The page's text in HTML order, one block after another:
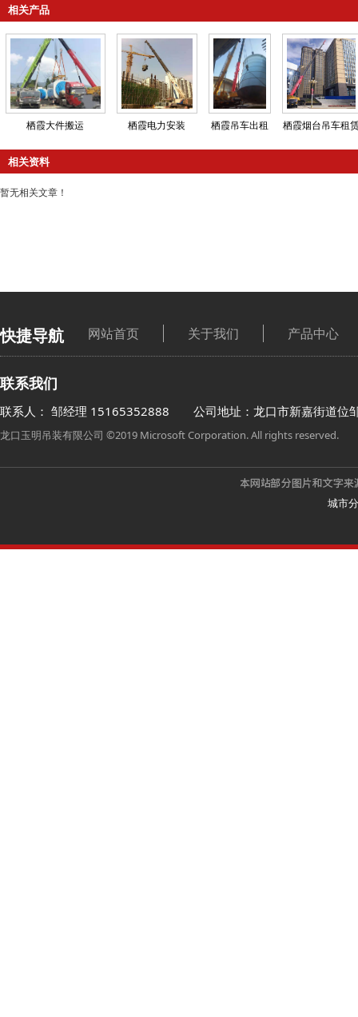
相关产品
栖霞大件搬运 栖霞电力安装 栖霞吊车出租 栖霞烟台吊车租
相关资料
暂无相关文章！
快捷导航 网站首页 关于我们 产品中心
联系我们
联系人： 邹经理 15165352888 公司地址：龙口市新嘉街道位
龙口玉明吊装有限公司 ©2019 Microsoft Corporation. All rights reserved.
城市